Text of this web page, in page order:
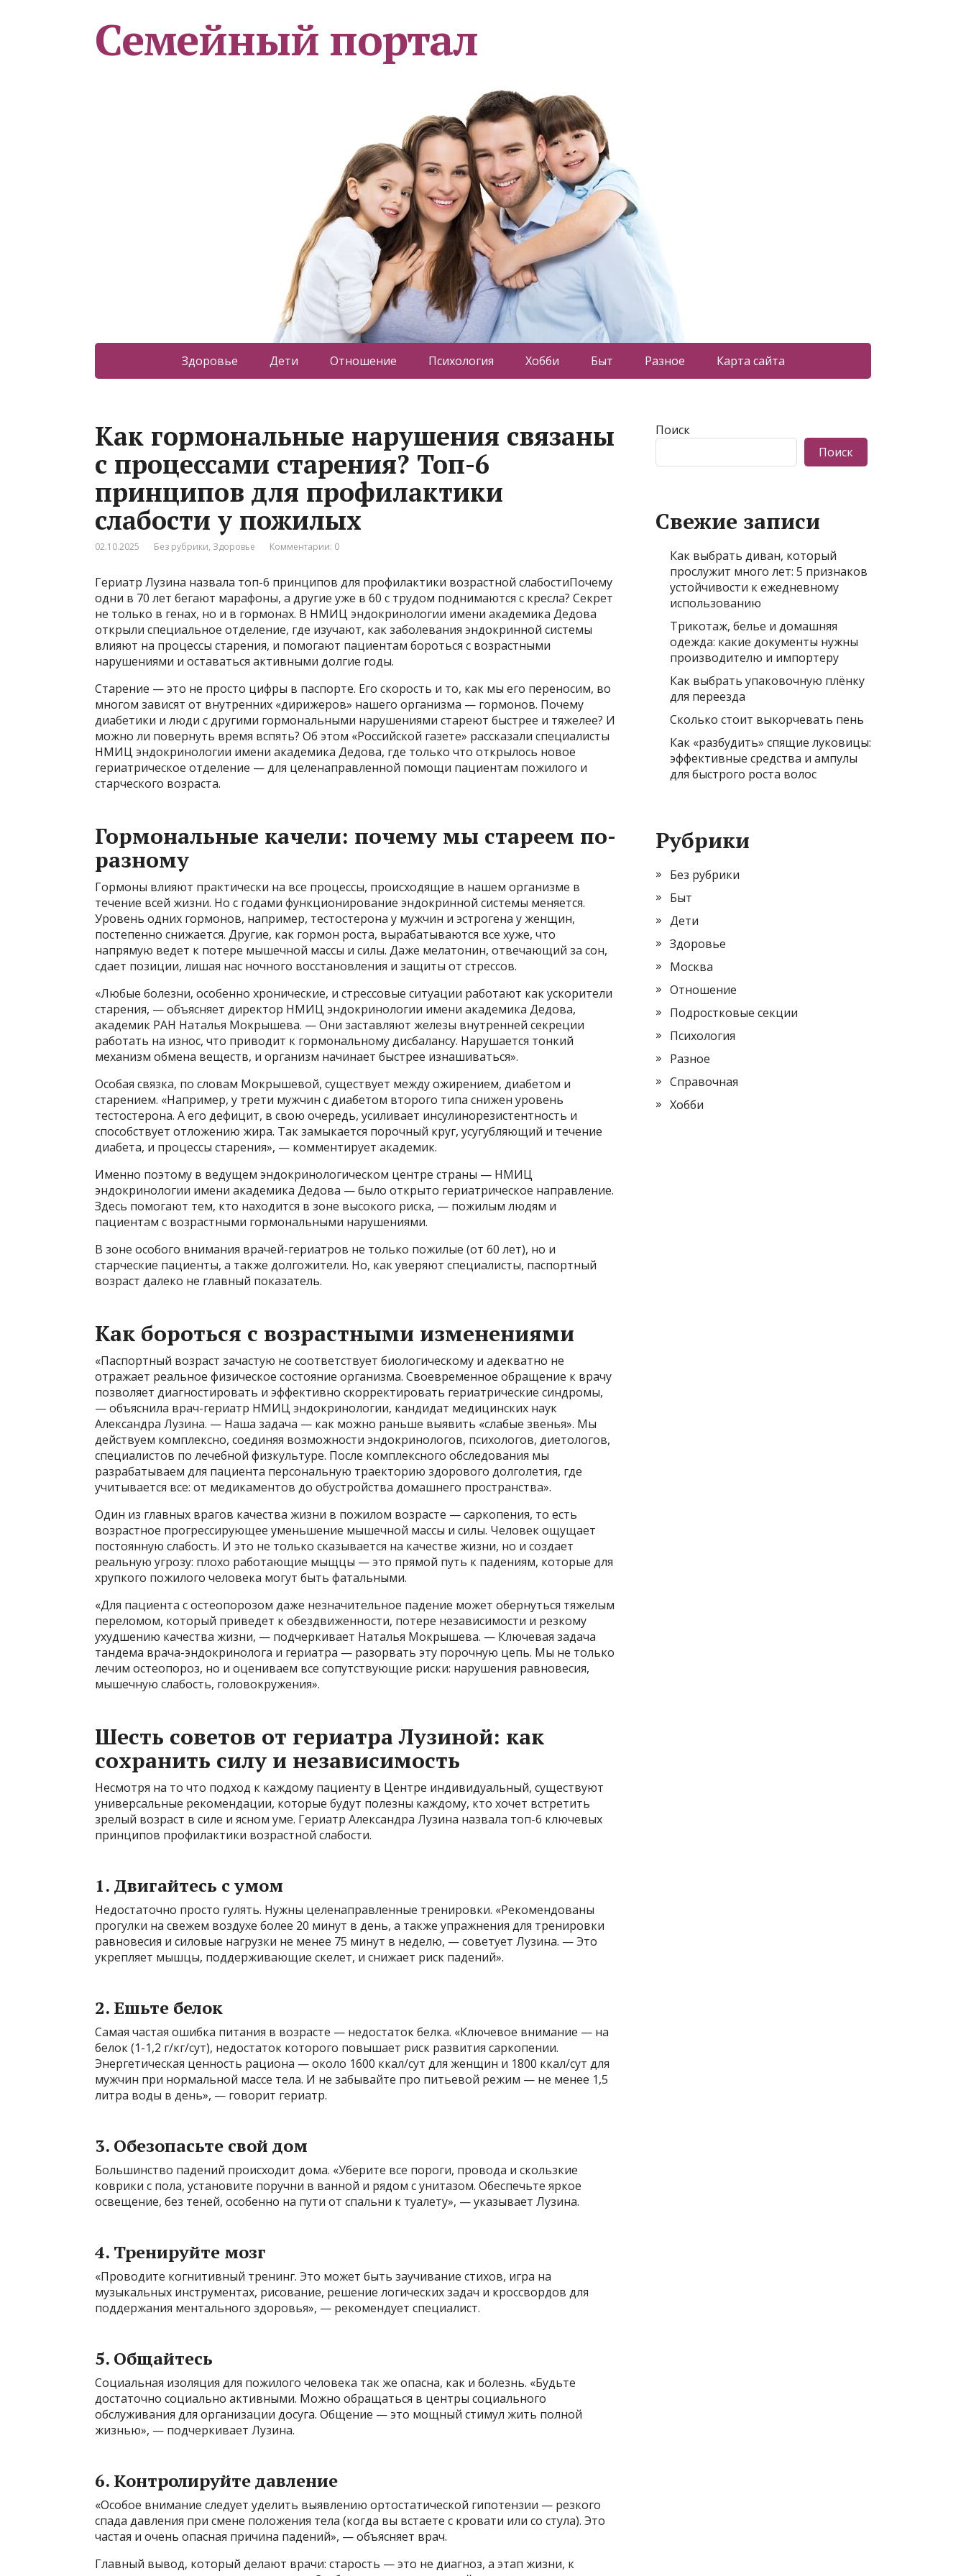
Семейный портал
Здоровье Дети Отношение Психология Хобби Быт Разное Карта сайта
Как гормональные нарушения связаны
с процессами старения? Топ-6
принципов для профилактики
слабости у пожилых
02.10.2025 Без рубрики, Здоровье Комментарии: 0
Гериатр Лузина назвала топ-6 принципов для профилактики возрастной слабостиПочему
одни в 70 лет бегают марафоны, а другие уже в 60 с трудом поднимаются с кресла? Секрет
не только в генах, но и в гормонах. В НМИЦ эндокринологии имени академика Дедова
открыли специальное отделение, где изучают, как заболевания эндокринной системы
влияют на процессы старения, и помогают пациентам бороться с возрастными
нарушениями и оставаться активными долгие годы.
Старение — это не просто цифры в паспорте. Его скорость и то, как мы его переносим, во
многом зависят от внутренних «дирижеров» нашего организма — гормонов. Почему
диабетики и люди с другими гормональными нарушениями стареют быстрее и тяжелее? И
можно ли повернуть время вспять? Об этом «Российской газете» рассказали специалисты
НМИЦ эндокринологии имени академика Дедова, где только что открылось новое
гериатрическое отделение — для целенаправленной помощи пациентам пожилого и
старческого возраста.
Гормональные качели: почему мы стареем по-
разному
Гормоны влияют практически на все процессы, происходящие в нашем организме в
течение всей жизни. Но с годами функционирование эндокринной системы меняется.
Уровень одних гормонов, например, тестостерона у мужчин и эстрогена у женщин,
постепенно снижается. Другие, как гормон роста, вырабатываются все хуже, что
напрямую ведет к потере мышечной массы и силы. Даже мелатонин, отвечающий за сон,
сдает позиции, лишая нас ночного восстановления и защиты от стрессов.
«Любые болезни, особенно хронические, и стрессовые ситуации работают как ускорители
старения, — объясняет директор НМИЦ эндокринологии имени академика Дедова,
академик РАН Наталья Мокрышева. — Они заставляют железы внутренней секреции
работать на износ, что приводит к гормональному дисбалансу. Нарушается тонкий
механизм обмена веществ, и организм начинает быстрее изнашиваться».
Особая связка, по словам Мокрышевой, существует между ожирением, диабетом и
старением. «Например, у трети мужчин с диабетом второго типа снижен уровень
тестостерона. А его дефицит, в свою очередь, усиливает инсулинорезистентность и
способствует отложению жира. Так замыкается порочный круг, усугубляющий и течение
диабета, и процессы старения», — комментирует академик.
Именно поэтому в ведущем эндокринологическом центре страны — НМИЦ
эндокринологии имени академика Дедова — было открыто гериатрическое направление.
Здесь помогают тем, кто находится в зоне высокого риска, — пожилым людям и
пациентам с возрастными гормональными нарушениями.
В зоне особого внимания врачей-гериатров не только пожилые (от 60 лет), но и
старческие пациенты, а также долгожители. Но, как уверяют специалисты, паспортный
возраст далеко не главный показатель.
Как бороться с возрастными изменениями
«Паспортный возраст зачастую не соответствует биологическому и адекватно не
отражает реальное физическое состояние организма. Своевременное обращение к врачу
позволяет диагностировать и эффективно скорректировать гериатрические синдромы,
— объяснила врач-гериатр НМИЦ эндокринологии, кандидат медицинских наук
Александра Лузина. — Наша задача — как можно раньше выявить «слабые звенья». Мы
действуем комплексно, соединяя возможности эндокринологов, психологов, диетологов,
специалистов по лечебной физкультуре. После комплексного обследования мы
разрабатываем для пациента персональную траекторию здорового долголетия, где
учитывается все: от медикаментов до обустройства домашнего пространства».
Один из главных врагов качества жизни в пожилом возрасте — саркопения, то есть
возрастное прогрессирующее уменьшение мышечной массы и силы. Человек ощущает
постоянную слабость. И это не только сказывается на качестве жизни, но и создает
реальную угрозу: плохо работающие мыщцы — это прямой путь к падениям, которые для
хрупкого пожилого человека могут быть фатальными.
«Для пациента с остеопорозом даже незначительное падение может обернуться тяжелым
переломом, который приведет к обездвиженности, потере независимости и резкому
ухудшению качества жизни, — подчеркивает Наталья Мокрышева. — Ключевая задача
тандема врача-эндокринолога и гериатра — разорвать эту порочную цепь. Мы не только
лечим остеопороз, но и оцениваем все сопутствующие риски: нарушения равновесия,
мышечную слабость, головокружения».
Шесть советов от гериатра Лузиной: как
сохранить силу и независимость
Несмотря на то что подход к каждому пациенту в Центре индивидуальный, существуют
универсальные рекомендации, которые будут полезны каждому, кто хочет встретить
зрелый возраст в силе и ясном уме. Гериатр Александра Лузина назвала топ-6 ключевых
принципов профилактики возрастной слабости.
1. Двигайтесь с умом
Недостаточно просто гулять. Нужны целенаправленные тренировки. «Рекомендованы
прогулки на свежем воздухе более 20 минут в день, а также упражнения для тренировки
равновесия и силовые нагрузки не менее 75 минут в неделю, — советует Лузина. — Это
укрепляет мышцы, поддерживающие скелет, и снижает риск падений».
2. Ешьте белок
Самая частая ошибка питания в возрасте — недостаток белка. «Ключевое внимание — на
белок (1-1,2 г/кг/сут), недостаток которого повышает риск развития саркопении.
Энергетическая ценность рациона — около 1600 ккал/сут для женщин и 1800 ккал/сут для
мужчин при нормальной массе тела. И не забывайте про питьевой режим — не менее 1,5
литра воды в день», — говорит гериатр.
3. Обезопасьте свой дом
Большинство падений происходит дома. «Уберите все пороги, провода и скользкие
коврики с пола, установите поручни в ванной и рядом с унитазом. Обеспечьте яркое
освещение, без теней, особенно на пути от спальни к туалету», — указывает Лузина.
4. Тренируйте мозг
«Проводите когнитивный тренинг. Это может быть заучивание стихов, игра на
музыкальных инструментах, рисование, решение логических задач и кроссвордов для
поддержания ментального здоровья», — рекомендует специалист.
5. Общайтесь
Социальная изоляция для пожилого человека так же опасна, как и болезнь. «Будьте
достаточно социально активными. Можно обращаться в центры социального
обслуживания для организации досуга. Общение — это мощный стимул жить полной
жизнью», — подчеркивает Лузина.
6. Контролируйте давление
«Особое внимание следует уделить выявлению ортостатической гипотензии — резкого
спада давления при смене положения тела (когда вы встаете с кровати или со стула). Это
частая и очень опасная причина падений», — объясняет врач.
Главный вывод, который делают врачи: старость — это не диагноз, а этап жизни, к
Поиск
Поиск
Свежие записи
Как выбрать диван, который
прослужит много лет: 5 признаков
устойчивости к ежедневному
использованию
Трикотаж, белье и домашняя
одежда: какие документы нужны
производителю и импортеру
Как выбрать упаковочную плёнку
для переезда
Сколько стоит выкорчевать пень
Как «разбудить» спящие луковицы:
эффективные средства и ампулы
для быстрого роста волос
Рубрики
Без рубрики
Быт
Дети
Здоровье
Москва
Отношение
Подростковые секции
Психология
Разное
Справочная
Хобби